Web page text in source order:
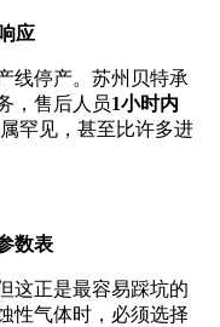
应
线停产。苏州贝特承
，售后人员1小时内
罕见，甚至比许多进
数表
这正是最容易踩坑的
性气体时，必须选择